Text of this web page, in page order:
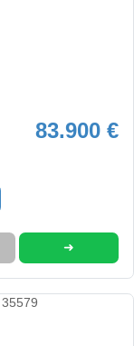
83.900 €
➜